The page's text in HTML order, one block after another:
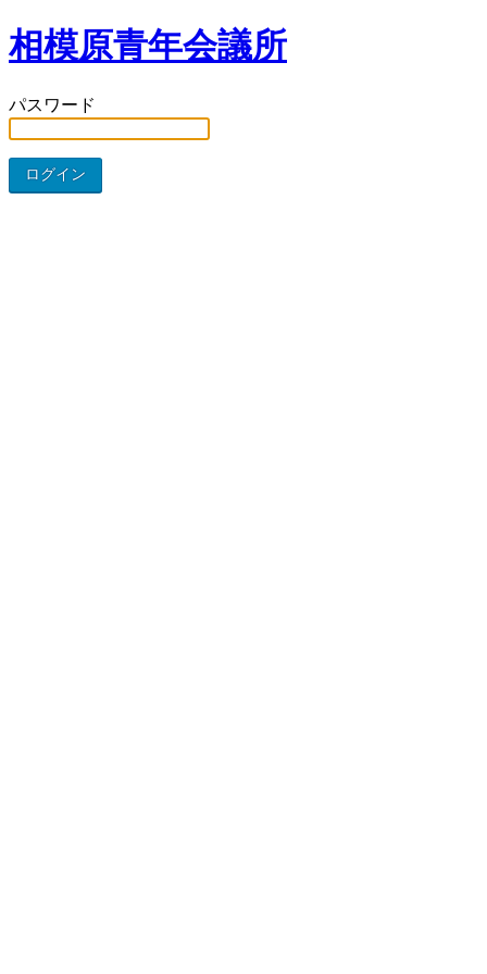
相模原青年会議所
パスワード